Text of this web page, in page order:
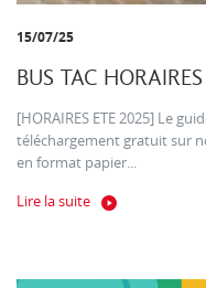
15/07/25
BUS TAC
[HORAIRES ETE 2025] Le
téléchargement gratuit sur
en format papier...
Lire la suite